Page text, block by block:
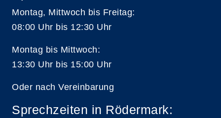
Montag, Mittwoch bis Freitag:
08:00 Uhr bis 12:30 Uhr
Montag bis Mittwoch:
13:30 Uhr bis 15:00 Uhr
Oder nach Vereinbarung
Sprechzeiten in Rödermark: